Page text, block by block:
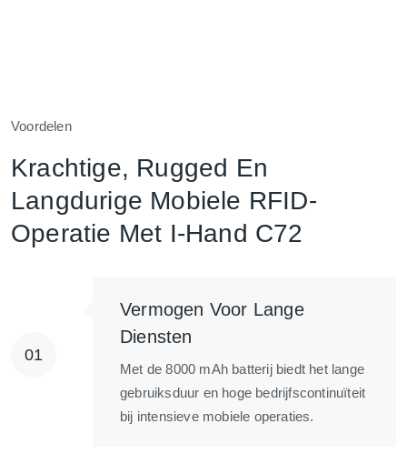
Voordelen
Krachtige, Rugged En
Langdurige Mobiele RFID-
Operatie Met I-Hand C72
Vermogen Voor Lange
Diensten
Met de 8000 mAh batterij biedt het lange
gebruiksduur en hoge bedrijfscontinuïteit
bij intensieve mobiele operaties.